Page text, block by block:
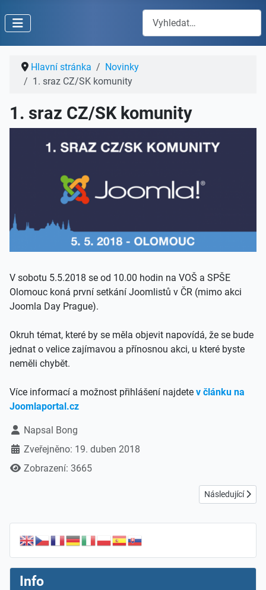
Hledat
Hlavní stránka
Novinky
1. sraz CZ/SK komunity
1. sraz CZ/SK komunity
V sobotu 5.5.2018 se od 10.00 hodin na VOŠ a SPŠE
Olomouc koná první setkání Joomlistů v ČR (mimo akci
Joomla Day Prague).
Okruh témat, které by se měla objevit napovídá, že se bude
jednat o velice zajímavou a přínosnou akci, u které byste
neměli chybět.
Více informací a možnost přihlášení najdete v článku na
Joomlaportal.cz
Základní údaje
Napsal Bong
Zveřejněno: 19. duben 2018
Zobrazení: 3665
Další článek:
Následující
Info